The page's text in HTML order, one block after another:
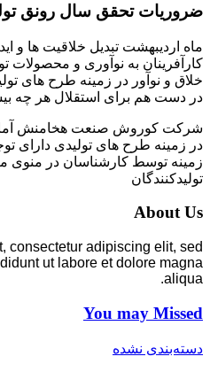
ضروریات تحقق سال رونق
ماه اردیبهشت تبدیل خلاقیت ها و
کارآفرینان به نوآوری و محصولات
خلاق و نوآور در زمینه طرح های
در دست هم برای استقلال هر چه
شرکت کوروش صنعت هخامنش
در زمینه طرح های تولیدی دارای
زمینه توسط کارشناسان در منوی
تولیدکنندگان
About Us
consectetur adipiscing elit, sed
ut labore et dolore magna
aliqua.
You may Missed
دسته‌بندی نشده